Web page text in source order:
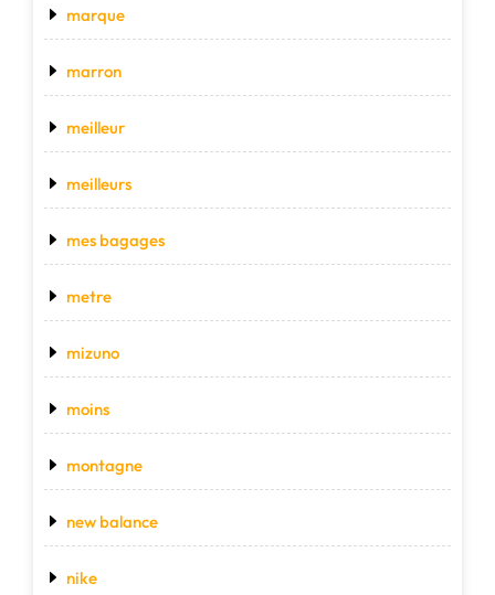
marque
marron
meilleur
meilleurs
mes bagages
metre
mizuno
moins
montagne
new balance
nike